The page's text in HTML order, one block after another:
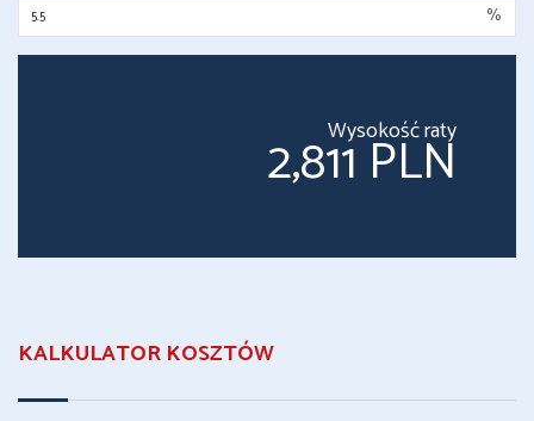
%
Wysokość raty
2,811 PLN
KALKULATOR KOSZTÓW